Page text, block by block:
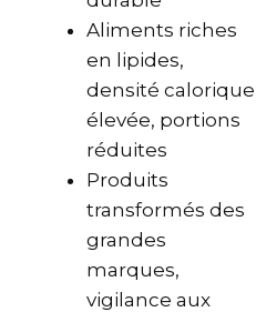
Aliments riches
en lipides,
densité calorique
élevée, portions
réduites
Produits
transformés des
grandes
marques,
vigilance aux